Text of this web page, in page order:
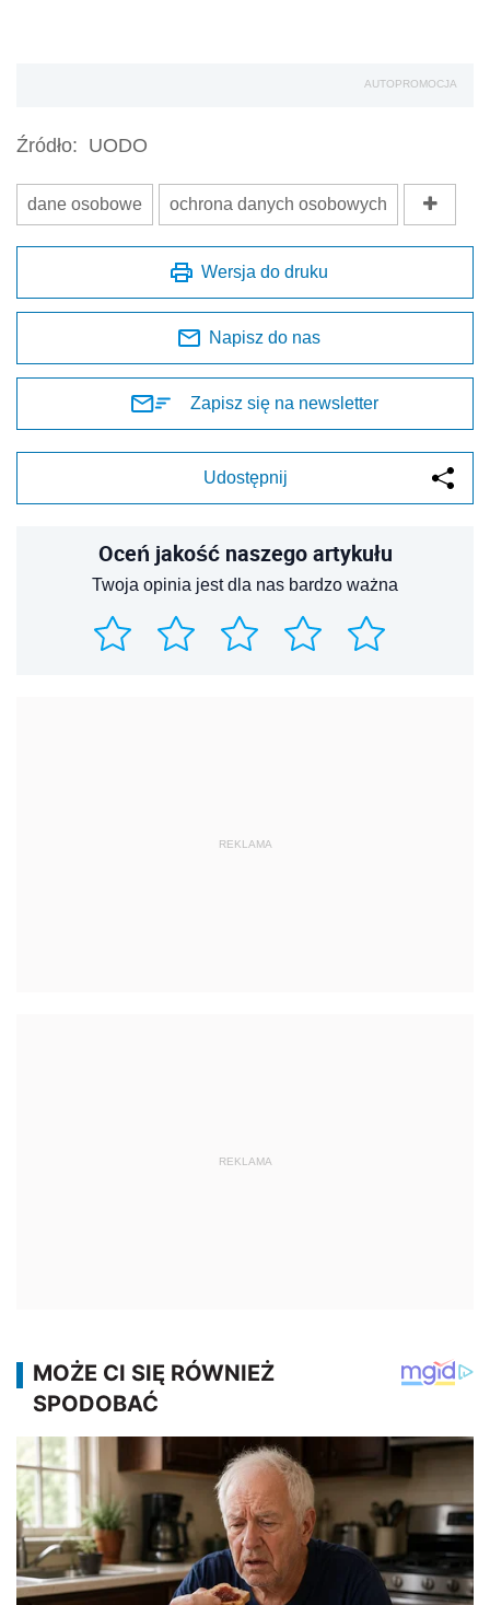
AUTOPROMOCJA
Źródło: UODO
dane osobowe ochrona danych osobowych
Wersja do druku
Napisz do nas
Zapisz się na newsletter
Udostępnij
Oceń jakość naszego artykułu
Twoja opinia jest dla nas bardzo ważna
REKLAMA
REKLAMA